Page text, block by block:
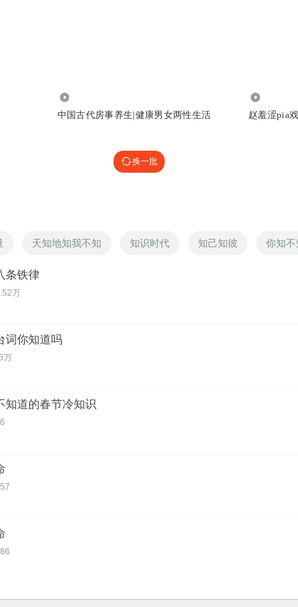
中国古代房事养生|健康男女两性生活 赵羞涩pia
换一批
天知地知我不知 知识时代 知己知彼 你知
条铁律
万
词你知道吗
万
知道的春节冷知识